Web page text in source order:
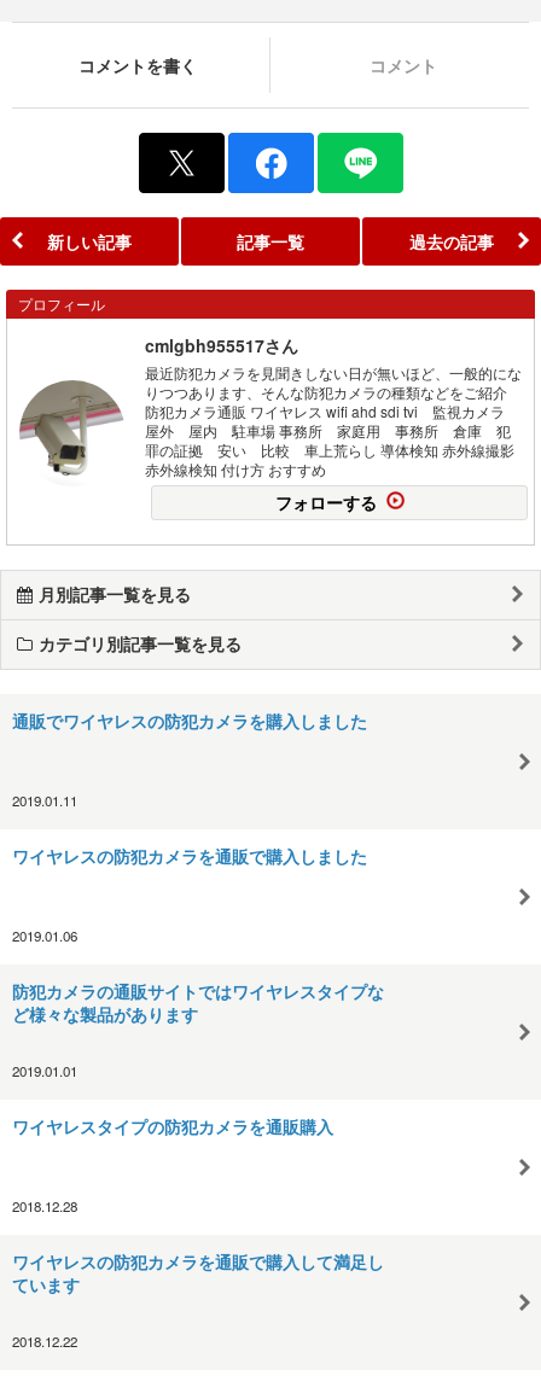
コメントを書く コメント
新しい記事 記事一覧 過去の記事
プロフィール
cmlgbh955517さん
最近防犯カメラを見聞きしない日が無いほど、一般的にな
りつつあります、そんな防犯カメラの種類などをご紹介
防犯カメラ通販 ワイヤレス wifi ahd sdi tvi 監視カメラ
屋外 屋内 駐車場 事務所 家庭用 事務所 倉庫 犯
罪の証拠 安い 比較 車上荒らし 導体検知 赤外線撮影
赤外線検知 付け方 おすすめ
フォローする
月別記事一覧を見る
カテゴリ別記事一覧を見る
通販でワイヤレスの防犯カメラを購入しました
2019.01.11
ワイヤレスの防犯カメラを通販で購入しました
2019.01.06
防犯カメラの通販サイトではワイヤレスタイプな
ど様々な製品があります
2019.01.01
ワイヤレスタイプの防犯カメラを通販購入
2018.12.28
ワイヤレスの防犯カメラを通販で購入して満足し
ています
2018.12.22